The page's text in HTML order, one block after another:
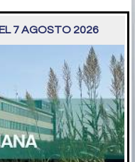
7 AGOSTO 2026